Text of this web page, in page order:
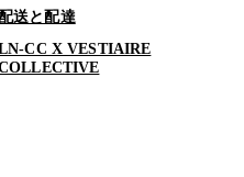
配送と配達
CC X VESTIAIRE